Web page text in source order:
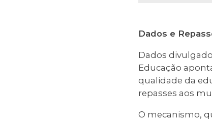
Dados e
Dados
Educação
qualidade da
repasses aos
O mecanismo,